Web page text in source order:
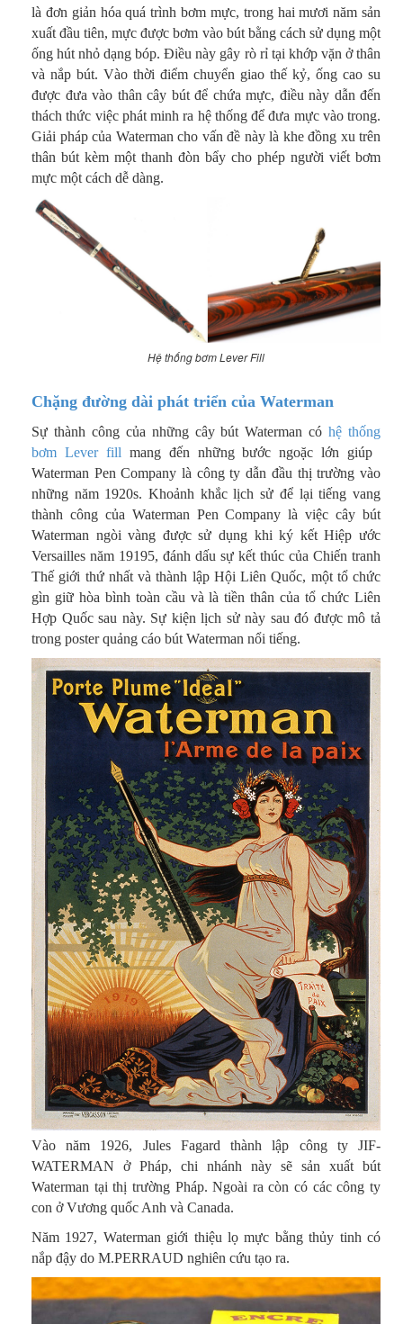
là đơn giản hóa quá trình bơm mực, trong hai mươi năm sản
xuất đầu tiên, mực được bơm vào bút bằng cách sử dụng một
ống hút nhỏ dạng bóp. Điều này gây rò rỉ tại khớp vặn ở thân
và nắp bút. Vào thời điểm chuyển giao thế kỷ, ống cao su
được đưa vào thân cây bút để chứa mực, điều này dẫn đến
thách thức việc phát minh ra hệ thống để đưa mực vào trong.
Giải pháp của Waterman cho vấn đề này là khe đồng xu trên
thân bút kèm một thanh đòn bẩy cho phép người viết bơm
mực một cách dễ dàng.
Hệ thống bơm Lever Fill
Chặng đường dài phát triển của Waterman
Sự thành công của những cây bút Waterman cóhệ thống
bơm Lever fillmang đến những bước ngoặc lớn giúp ​​
Waterman Pen Company là công ty dẫn đầu thị trường vào
những năm 1920s. Khoảnh khắc lịch sử để lại tiếng vang
thành công của Waterman Pen Company là việc cây bút
Waterman ngòi vàng được sử dụng khi ký kết Hiệp ước
Versailles năm 19195, đánh dấu sự kết thúc của Chiến tranh
Thế giới thứ nhất và thành lập Hội Liên Quốc, một tổ chức
gìn giữ hòa bình toàn cầu và là tiền thân của tổ chức Liên
Hợp Quốc sau này. Sự kiện lịch sử này sau đó được mô tả
trong poster quảng cáo bút Waterman nổi tiếng.
Vào năm 1926, Jules Fagard thành lập công ty JIF-
WATERMAN ở Pháp, chi nhánh này sẽ sản xuất bút
Waterman tại thị trường Pháp. Ngoài ra còn có các công ty
con ở Vương quốc Anh và Canada.
Năm 1927, Waterman giới thiệu lọ mực bằng thủy tinh có
nắp đậy do M.PERRAUD nghiên cứu tạo ra.